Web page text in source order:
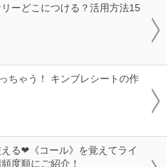
ーどこにつける？活用方法15
ちゃう！ キンブレシートの作
る❤《コール》を覚えてライ
度順にご紹介！